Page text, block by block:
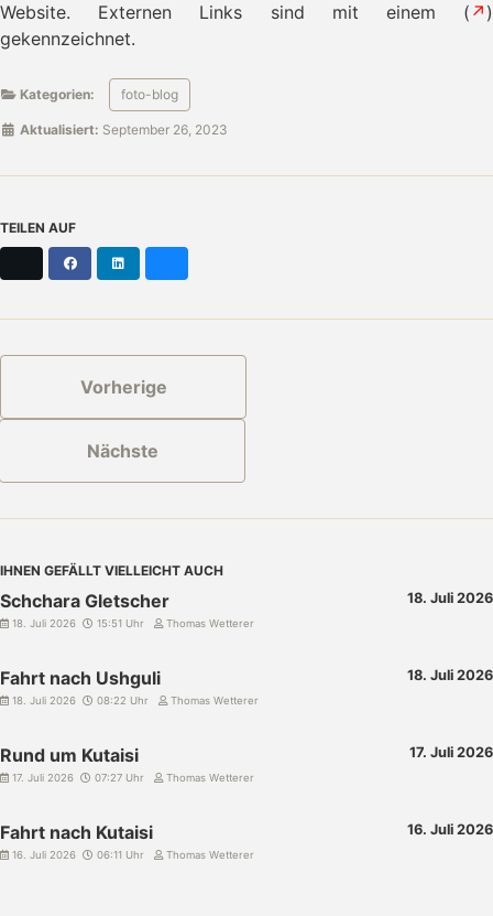
Website. Externen Links sind mit einem ( ↗ )
gekennzeichnet.
Kategorien: foto-blog
Aktualisiert: September 26, 2023
TEILEN AUF
Facebook
Vorherige
Nächste
IHNEN GEFÄLLT VIELLEICHT AUCH
Schchara Gletscher 18. Juli 2026
18. Juli 2026 15:51 Uhr Thomas Wetterer
Fahrt nach Ushguli 18. Juli 2026
18. Juli 2026 08:22 Uhr Thomas Wetterer
Rund um Kutaisi 17. Juli 2026
17. Juli 2026 07:27 Uhr Thomas Wetterer
Fahrt nach Kutaisi 16. Juli 2026
16. Juli 2026 06:11 Uhr Thomas Wetterer